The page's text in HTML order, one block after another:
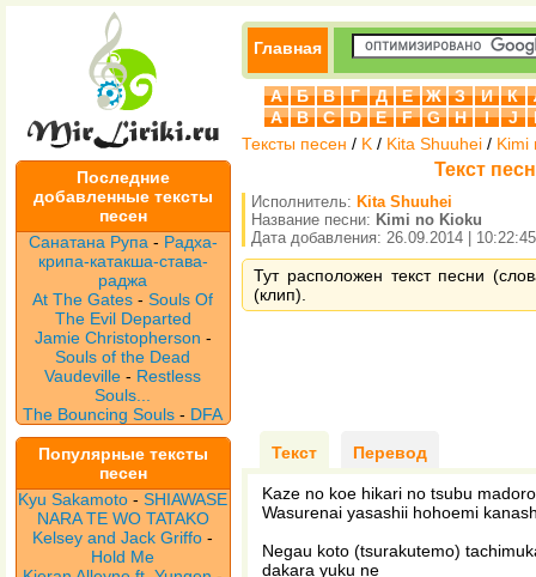
Последние
добавленные тексты
песен
Санатана Рупа - Радха-
крипа-катакша-става-
раджа
At The Gates -Souls Of
The Evil Departed
Jamie Christopherson -
Souls of the Dead
Vaudeville- Restless
Souls...
The Bouncing Souls - DFA
Популярные тексты
песен
Kyu Sakamoto -SHIAWASE
NARA TE WO TATAKO
Kelsey and Jack Griffo -
Hold Me
Главная
А Б В Г Д Е Ж З И К
A
B C D E F G H I J
Тексты песен / K / Kita Shuuhei / Kimi
Текст
Исполнитель: Kita Shuuhei
Название песни: Kimi no Kioku
Дата добавления: 26.09.2014 | 10:22:45
Тут расположен текст песни
(клип).
Текст Перевод
Kaze no koe hikari no tsubu
Wasurenai yasashii hohoemi
Negau koto (tsurakutemo)
dakara yuku ne